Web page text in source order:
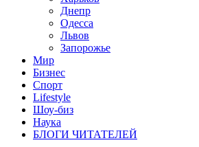
Днепр
Одесса
Львов
Запорожье
Мир
Бизнес
Спорт
Lifestyle
Шоу-биз
Наука
БЛОГИ ЧИТАТЕЛЕЙ